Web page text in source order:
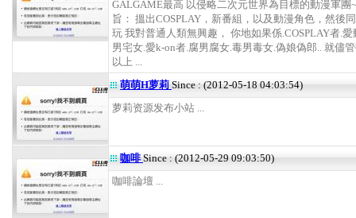
GALGAME最高 以侵略二次元世界為目標的動漫軍團
旨： 搵出COSPLAY，新番組，以及動漫角色，然後
玩 我對普通人類無興趣， 你地如果係.COSPLAY者.愛
男宅女.愛k-on者.腐男腐女.毒男毒女.偽娘偽郎.. 就儘
以上 ...
萌萌H萝莉 Since : (2012-05-18 04:03:54)
萝莉资源发布小站 ...
咖啡Since : (2012-05-29 09:03:50)
咖啡論壇 ...